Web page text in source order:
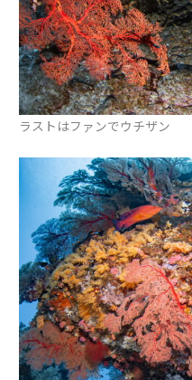
ラストはファンでウチザン